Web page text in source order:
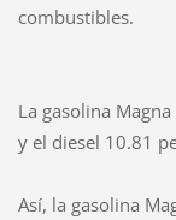
combustibles.
La gasolina
y el diesel 10.81
Así, la gasolina